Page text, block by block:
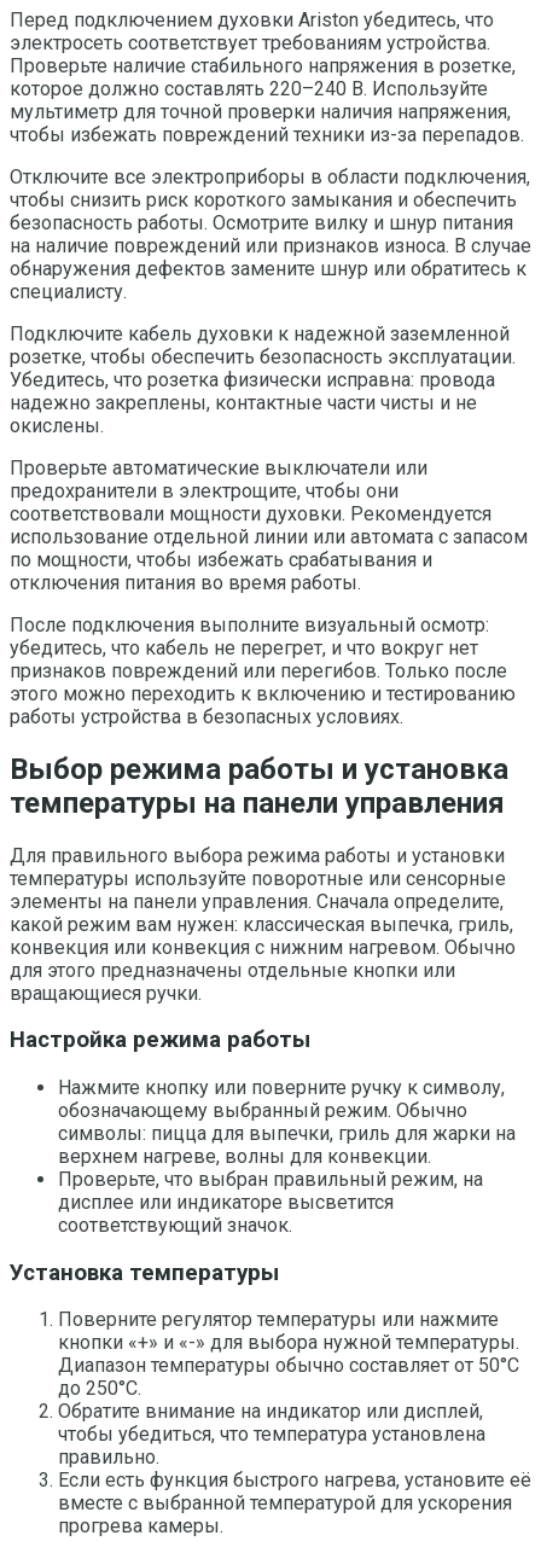
Перед подключением духовки Ariston убедитесь, что
электросеть соответствует требованиям устройства.
Проверьте наличие стабильного напряжения в розетке,
которое должно составлять 220–240 В. Используйте
мультиметр для точной проверки наличия напряжения,
чтобы избежать повреждений техники из-за перепадов.
Отключите все электроприборы в области подключения,
чтобы снизить риск короткого замыкания и обеспечить
безопасность работы. Осмотрите вилку и шнур питания
на наличие повреждений или признаков износа. В случае
обнаружения дефектов замените шнур или обратитесь к
специалисту.
Подключите кабель духовки к надежной заземленной
розетке, чтобы обеспечить безопасность эксплуатации.
Убедитесь, что розетка физически исправна: провода
надежно закреплены, контактные части чисты и не
окислены.
Проверьте автоматические выключатели или
предохранители в электрощите, чтобы они
соответствовали мощности духовки. Рекомендуется
использование отдельной линии или автомата с запасом
по мощности, чтобы избежать срабатывания и
отключения питания во время работы.
После подключения выполните визуальный осмотр:
убедитесь, что кабель не перегрет, и что вокруг нет
признаков повреждений или перегибов. Только после
этого можно переходить к включению и тестированию
работы устройства в безопасных условиях.
Выбор режима работы и установка
температуры на панели управления
Для правильного выбора режима работы и установки
температуры используйте поворотные или сенсорные
элементы на панели управления. Сначала определите,
какой режим вам нужен: классическая выпечка, гриль,
конвекция или конвекция с нижним нагревом. Обычно
для этого предназначены отдельные кнопки или
вращающиеся ручки.
Настройка режима работы
Нажмите кнопку или поверните ручку к символу,
обозначающему выбранный режим. Обычно
символы: пицца для выпечки, гриль для жарки на
верхнем нагреве, волны для конвекции.
Проверьте, что выбран правильный режим, на
дисплее или индикаторе высветится
соответствующий значок.
Установка температуры
Поверните регулятор температуры или нажмите
кнопки «+» и «-» для выбора нужной температуры.
Диапазон температуры обычно составляет от 50°C
до 250°C.
Обратите внимание на индикатор или дисплей,
чтобы убедиться, что температура установлена
правильно.
Если есть функция быстрого нагрева, установите её
вместе с выбранной температурой для ускорения
прогрева камеры.